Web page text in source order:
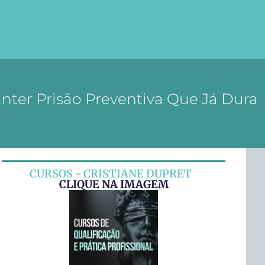
Prisão Preventiva Que Já Dura
CURSOS - CRISTIANE DUPRET
CLIQUE NA IMAGEM